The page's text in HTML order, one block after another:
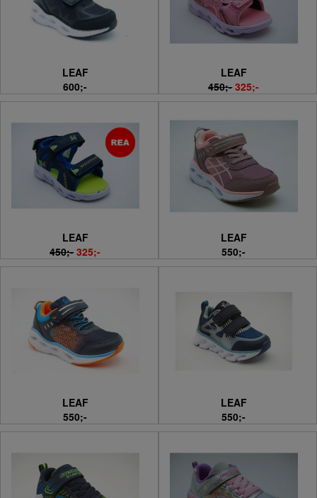
LEAF
600;-
LEAF
450;- 325;-
LEAF
450;- 325;-
LEAF
550;-
LEAF
550;-
LEAF
550;-